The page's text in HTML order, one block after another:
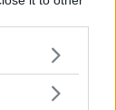
Google
may click to
nya